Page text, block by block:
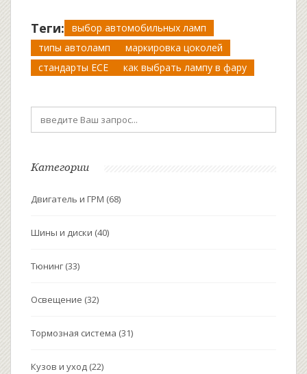
Теги:
выбор автомобильных ламп
типы автоламп
маркировка цоколей
стандарты ECE
как выбрать лампу в фару
Категории
Двигатель и ГРМ (68)
Шины и диски (40)
Тюнинг (33)
Освещение (32)
Тормозная система (31)
Кузов и уход (22)